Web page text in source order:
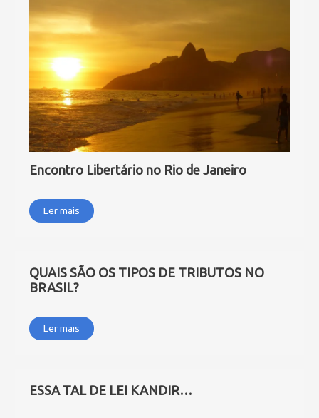
Encontro Libertário no Rio de Janeiro
Ler mais
QUAIS SÃO OS TIPOS DE TRIBUTOS NO
BRASIL?
Ler mais
ESSA TAL DE LEI KANDIR…